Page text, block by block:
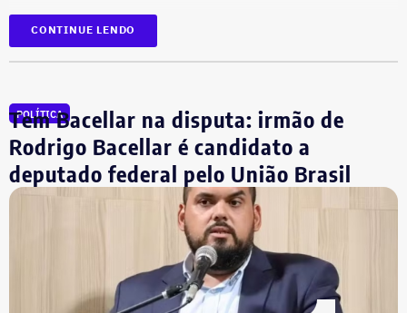
Ainda participarão do julgamento os ministros Flávio
Dino, Cármen Lúcia e Cristiano Zanin.
“Amado Mundo”.
Proposta prevê fundir municípios que
‘recebem mais recursos do que
repassam’
No vídeo, o político e advogado carioca também afirma
que 67% da população de Laje do Muriaé seria formada
por “miseráveis”, e que a economia local dependeria
basicamente da prefeitura, citando ainda a baixa geração
de empregos e que “zero por cento da cidade tem
O jurista — que afirma ser o “candidato do presidente
CONTINUE LENDO
POLÍTICA
Tem Bacellar na disputa: irmão de
Rodrigo Bacellar é candidato a
deputado federal pelo União Brasil